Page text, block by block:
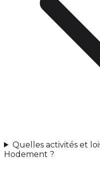
Quelles activités et
Hodement ?